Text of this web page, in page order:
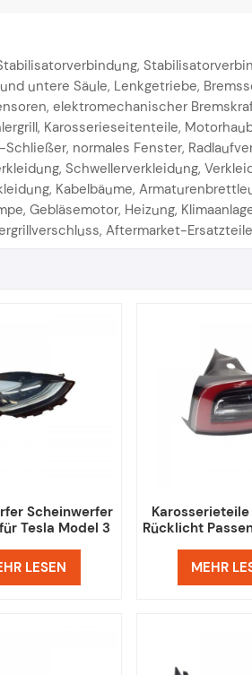
untere Säule, Lenkgetriebe,
elektromechanischer
Karosserieseitenteile,
normales Fenster,
Schwellerverkleidung,
Kabelbäume,
Gebläsemotor, Heizung,
Aftermarket-
Scheinwerfer
Tesla Model 3
LESEN
Rücklicht
MEHR